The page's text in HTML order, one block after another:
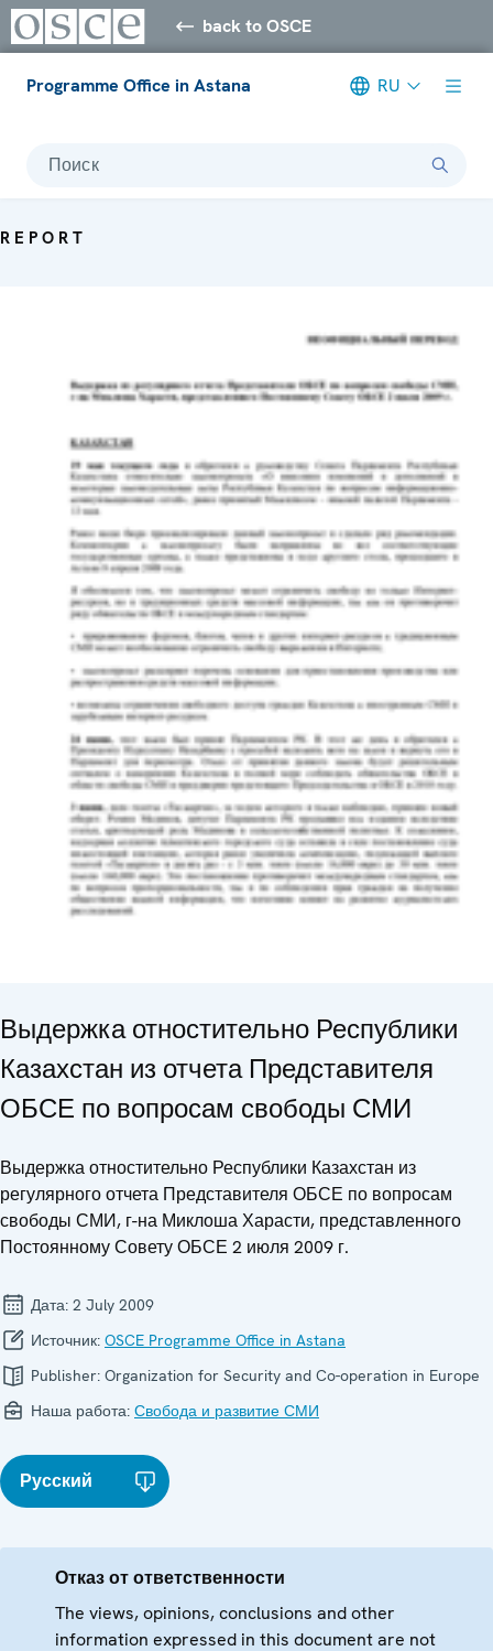
back to OSCE
Programme Office in Astana RU
Поиск
REPORT
Выдержка отностительно Республики
Казахстан из отчета Представителя
ОБСЕ по вопросам свободы СМИ
Выдержка отностительно Республики Казахстан из
регулярного отчета Представителя ОБСЕ по вопросам
свободы СМИ, г-на Миклоша Харасти, представленного
Постоянному Совету ОБСЕ 2 июля 2009 г.
Дата: 2 July 2009
Источник: OSCE Programme Office in Astana
Publisher: Organization for Security and Co-operation in Europe
Наша работа: Свобода и развитие СМИ
Русский
Отказ от ответственности
The views, opinions, conclusions and other
information expressed in this document are not